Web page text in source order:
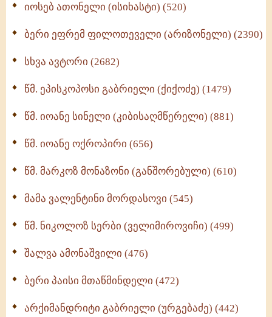
ქადაგებანი გაბრიელ ეპისკოპოსისა - II ტომი
სულიერი ცხოვრების სახელმძღვანელო -
ნაწილი II (369)
იოსებ ათონელი (ისიხასტი) (520)
ბერი ეფრემ ფილოთეველი (არიზონელი) (2390)
სხვა ავტორი (2682)
წმ. ეპისკოპოსი გაბრიელი (ქიქოძე) (1479)
წმ. იოანე სინელი (კიბისაღმწერელი) (881)
წმ. იოანე ოქროპირი (656)
წმ. მარკოზ მონაზონი (განშორებული) (610)
მამა ვალენტინი მორდასოვი (545)
წმ. ნიკოლოზ სერბი (ველიმიროვიჩი) (499)
შალვა ამონაშვილი (476)
ბერი პაისი მთაწმინდელი (472)
არქიმანდრიტი გაბრიელი (ურგებაძე) (442)